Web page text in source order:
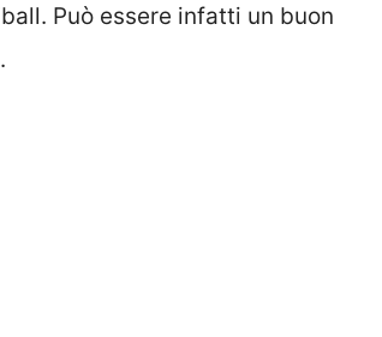
Può essere infatti un buon